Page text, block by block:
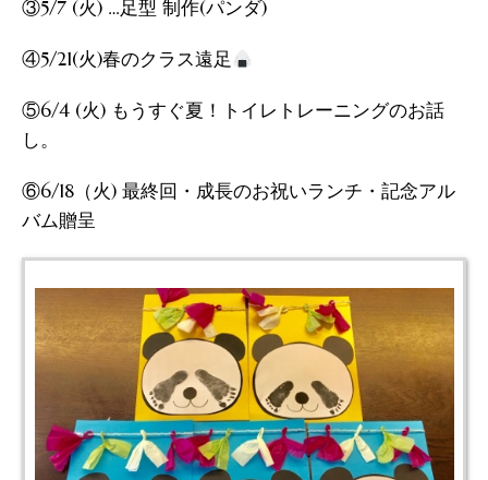
③5/7 (火) …足型 制作(パンダ)
④5/21(火)春のクラス遠足
⑤6/4 (火) もうすぐ夏！トイレトレーニングのお話
し。
⑥6/18（火) 最終回・成長のお祝いランチ・記念アル
バム贈呈